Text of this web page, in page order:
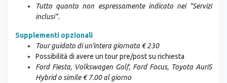
Tutto quanto non espressamente indicato nei "Servizi
inclusi".
Supplementi opzionali
Tour guidato di un'intera giornata € 230
Possibilità di avere un tour pre/post su richiesta
Ford Fiesta, Volkswagen Golf, Ford Focus, Toyota AuriS
Hybrid o simile € 7.00 al giorno